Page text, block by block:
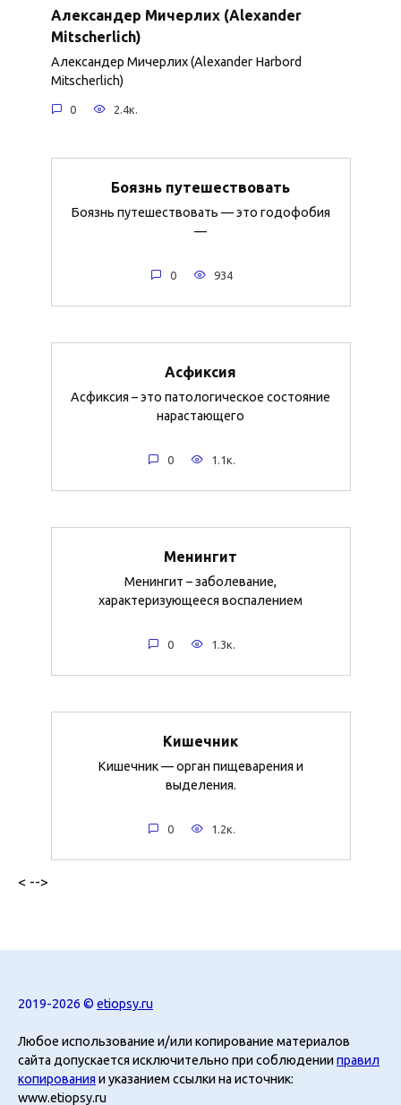
Александер Мичерлих (Alexander
Mitscherlich)
Александер Мичерлих (Alexander Harbord
Mitscherlich)
0 2.4к.
Боязнь путешествовать
Боязнь путешествовать — это годофобия
—
0 934
Асфиксия
Асфиксия – это патологическое состояние
нарастающего
0 1.1к.
Менингит
Менингит – заболевание,
характеризующееся воспалением
0 1.3к.
Кишечник
Кишечник — орган пищеварения и
выделения.
0 1.2к.
< -->
2019-2026 © etiopsy.ru
Любое использование и/или копирование материалов
сайта допускается исключительно при соблюденииправил
копирования и указанием ссылки на источник:
www.etiopsy.ru